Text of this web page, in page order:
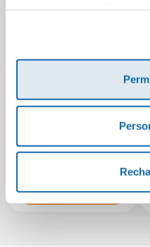
C.Naturales 1prm
Comprar